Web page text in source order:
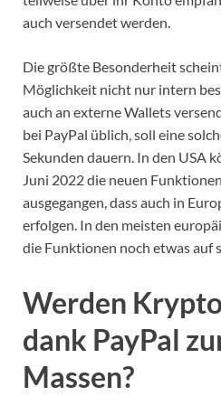
auch versendet werden.
Die größte Besonderheit
Möglichkeit nicht nur intern
auch an externe Wallets
bei PayPal üblich, soll eine
Sekunden dauern. In den USA
Juni 2022 die neuen
ausgegangen, dass auch in
erfolgen. In den meisten
die Funktionen noch etwas auf
Werden
dank PayPal
Massen?